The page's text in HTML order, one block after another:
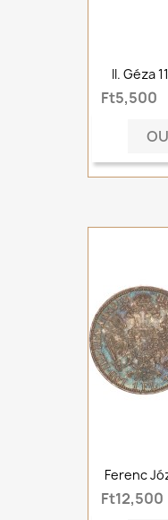
II. Géza
Ft5,500
Ferenc
Ft12,500